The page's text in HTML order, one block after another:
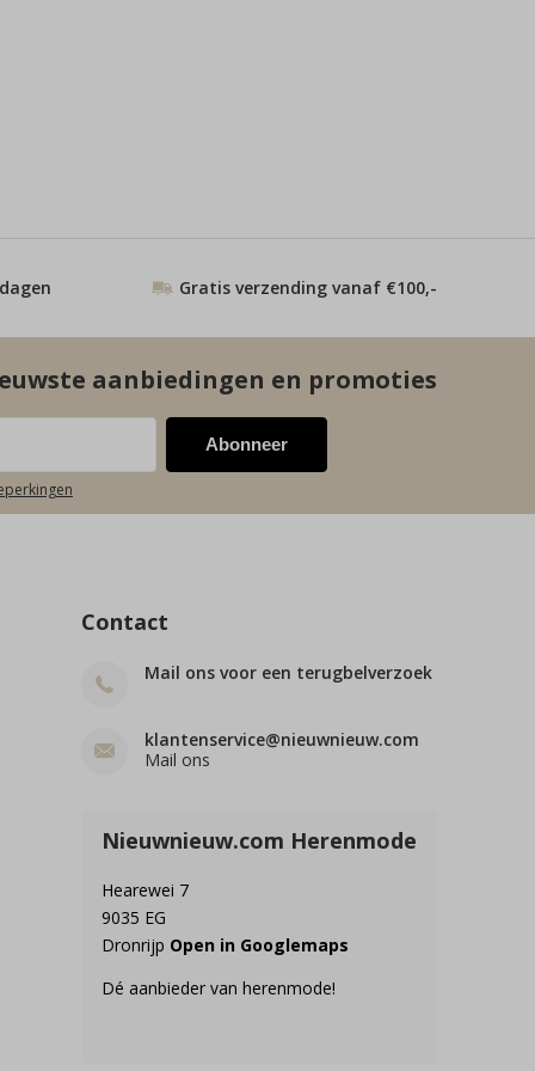
Gratis verzending vanaf €100,-
aanbiedingen en promoties
Abonneer
Contact
Mail ons voor een terugbelverzoek
klantenservice@nieuwnieuw.com
Mail ons
Nieuwnieuw.com Herenmode
Hearewei 7
9035 EG
Dronrijp Open in Googlemaps
Dé aanbieder van herenmode!